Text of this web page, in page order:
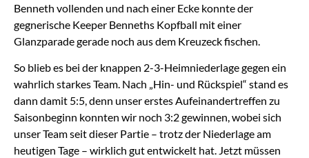
Benneth vollenden und nach einer Ecke konnte der
gegnerische Keeper Benneths Kopfball mit einer
Glanzparade gerade noch aus dem Kreuzeck fischen.
So blieb es bei der knappen 2-3-Heimniederlage gegen ein
wahrlich starkes Team. Nach „Hin- und Rückspiel“ stand es
dann damit 5:5, denn unser erstes Aufeinandertreffen zu
Saisonbeginn konnten wir noch 3:2 gewinnen, wobei sich
unser Team seit dieser Partie – trotz der Niederlage am
heutigen Tage – wirklich gut entwickelt hat. Jetzt müssen